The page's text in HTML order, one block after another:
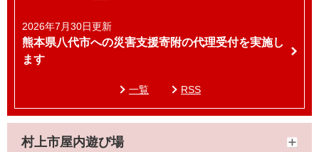
2026年7月30日更新
熊本県八代市への災害支援寄附の代理受付を実施し
ます
一覧 RSS
村上市屋内遊び場